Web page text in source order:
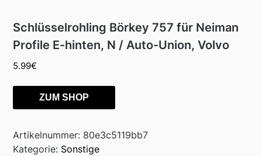
Schlüsselrohling Börkey 757 für Neiman
Profile E-hinten, N / Auto-Union, Volvo
5.99€
ZUM SHOP
Artikelnummer: 80e3c5119bb7
Kategorie: Sonstige